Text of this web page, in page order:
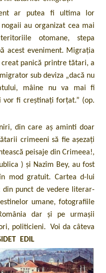
ar putea fi ultima lor
au organizat cea mai
otomane, stepa
acest eveniment. Migrația
panică printre tătari, a
sub deviza „dacă nu
mâine nu va mai fi
vor fi creștinați forțat.” (op.
din care aș aminti doar
crimeeni să fie așezați
peisaje din Crimeea!,
) și Nazîm Bey, au fost
mod gratuit. Cartea d-lui
din punct de vedere literar-
umane, fotografiile
dar și pe urmașii
politicieni. Voi da câteva
EDIL